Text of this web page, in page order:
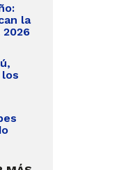
la